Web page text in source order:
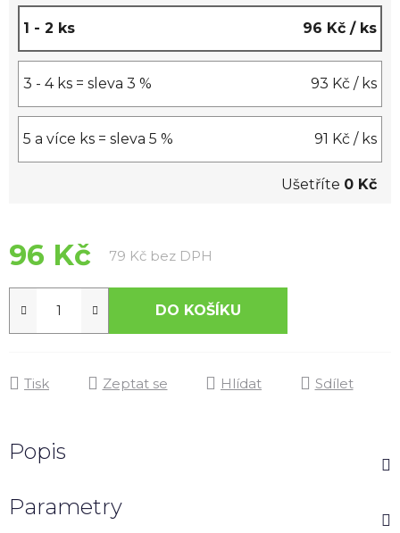
1 - 2 ks 96 Kč / ks
3 - 4 ks = sleva 3 % 93 Kč / ks
5 a více ks = sleva 5 % 91 Kč / ks
Ušetříte 0 Kč
96 Kč 79 Kč bez DPH
DO KOŠÍKU
Tisk Zeptat se Hlídat Sdílet
Popis
Parametry